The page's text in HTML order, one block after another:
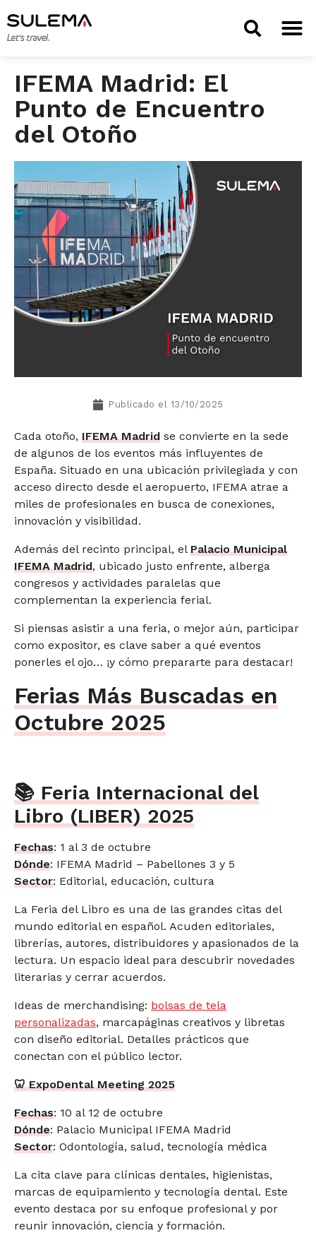
IFEMA Madrid: El
Punto de Encuentro
del Otoño
Publicado el 13/10/2025
Cada otoño, IFEMA Madrid se convierte en la sede
de algunos de los eventos más influyentes de
España. Situado en una ubicación privilegiada y con
acceso directo desde el aeropuerto, IFEMA atrae a
miles de profesionales en busca de conexiones,
innovación y visibilidad.
Además del recinto principal, el Palacio Municipal
IFEMA Madrid, ubicado justo enfrente, alberga
congresos y actividades paralelas que
complementan la experiencia ferial.
Si piensas asistir a una feria, o mejor aún, participar
como expositor, es clave saber a qué eventos
ponerles el ojo… ¡y cómo prepararte para destacar!
Ferias Más Buscadas en
Octubre 2025
📚 Feria Internacional del
Libro (LIBER) 2025
Fechas: 1 al 3 de octubre
Dónde: IFEMA Madrid – Pabellones 3 y 5
Sector: Editorial, educación, cultura
La Feria del Libro es una de las grandes citas del
mundo editorial en español. Acuden editoriales,
librerías, autores, distribuidores y apasionados de la
lectura. Un espacio ideal para descubrir novedades
literarias y cerrar acuerdos.
Ideas de merchandising: bolsas de tela
personalizadas, marcapáginas creativos y libretas
con diseño editorial. Detalles prácticos que
conectan con el público lector.
🦷 ExpoDental Meeting 2025
Fechas: 10 al 12 de octubre
Dónde: Palacio Municipal IFEMA Madrid
Sector: Odontología, salud, tecnología médica
La cita clave para clínicas dentales, higienistas,
marcas de equipamiento y tecnología dental. Este
evento destaca por su enfoque profesional y por
reunir innovación, ciencia y formación.